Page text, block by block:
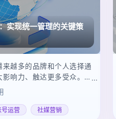
实现统一管理的关键策
越多的品牌和个人选择通
响力、触达更多受众。然
大挑战，特别是当运营者
运营效率成为亟待解决的
号运营 社媒营销